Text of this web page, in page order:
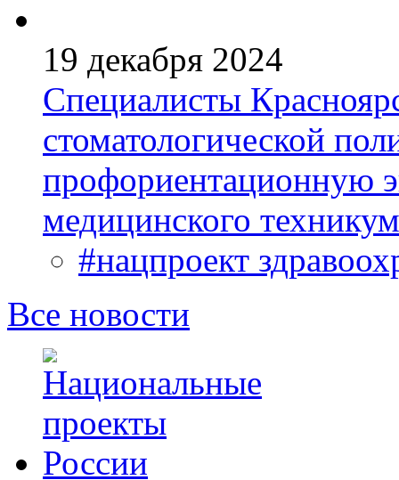
19 декабря 2024
Специалисты
стоматологической
профориентационную
медицинского
#нацпроект
Все новости